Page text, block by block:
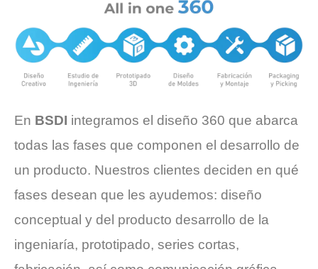
En BSDI integramos el diseño 360 que abarca
todas las fases que componen el desarrollo de
un producto. Nuestros clientes deciden en qué
fases desean que les ayudemos: diseño
conceptual y del producto desarrollo de la
ingeniaría, prototipado, series cortas,